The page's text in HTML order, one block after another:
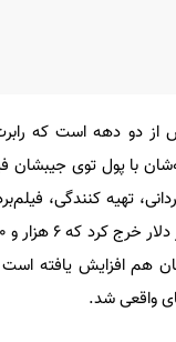
از دو دهه است که
هم افزایش یافته
واقعی شد.